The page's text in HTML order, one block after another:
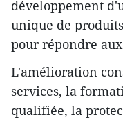
développement
unique de
pour répondre
L'amélioration
services, la
qualifiée, la